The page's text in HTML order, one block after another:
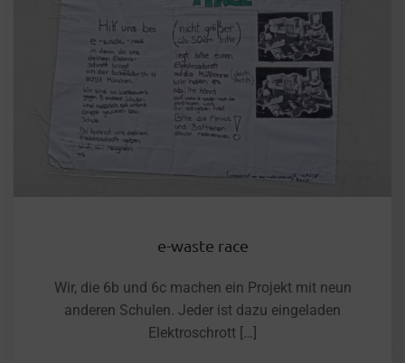
e-waste race
Wir, die 6b und 6c machen ein Projekt mit neun
anderen Schulen. Jeder ist dazu eingeladen
Elektroschrott […]